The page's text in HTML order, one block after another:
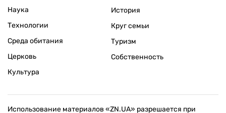
Наука
Технологии
Среда обитания
Церковь
Культура
История
Круг семьи
Туризм
Собственность
Использование материалов «ZN.UA» разрешается при